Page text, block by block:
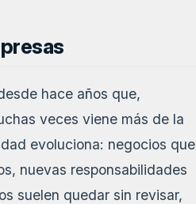
hace años que,
veces viene más de la
evoluciona: negocios que
nuevas responsabilidades
suelen quedar sin revisar,